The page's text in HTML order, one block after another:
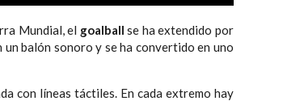
Mundial, el goalball se ha extendido por
balón sonoro y se ha convertido en uno
con líneas táctiles. En cada extremo hay